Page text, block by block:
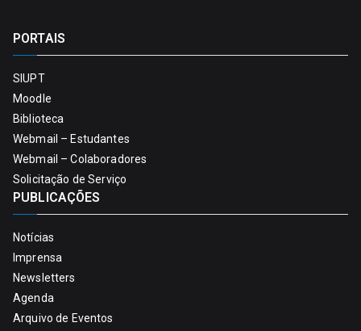
PORTAIS
SIUPT
Moodle
Biblioteca
Webmail – Estudantes
Webmail – Colaboradores
Solicitação de Serviço
PUBLICAÇÕES
Notícias
Imprensa
Newsletters
Agenda
Arquivo de Eventos